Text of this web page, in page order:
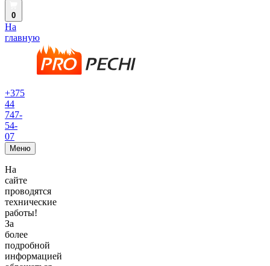
0
На
главную
+375
44
747-
54-
07
Меню
На
сайте
проводятся
технические
работы!
За
более
подробной
информацией